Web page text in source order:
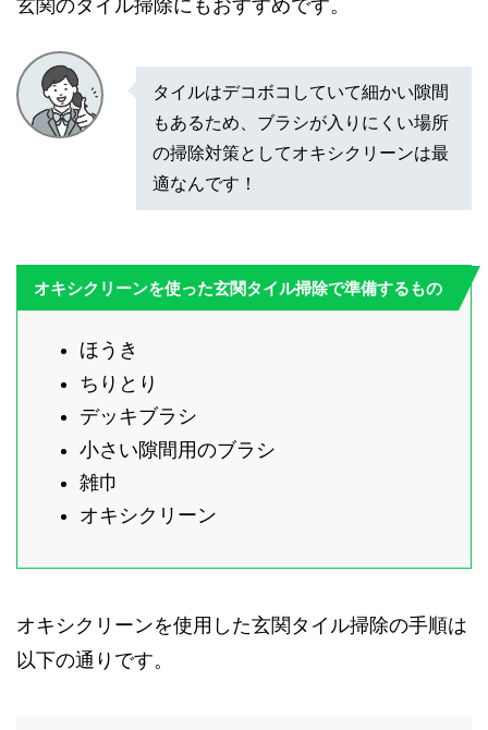
玄関のタイル掃除にもおすすめです。
タイルはデコボコしていて細かい隙間
もあるため、ブラシが入りにくい場所
の掃除対策としてオキシクリーンは最
適なんです！
オキシクリーンを使った玄関タイル掃除で準備するもの
ほうき
ちりとり
デッキブラシ
小さい隙間用のブラシ
雑巾
オキシクリーン
オキシクリーンを使用した玄関タイル掃除の手順は
以下の通りです。